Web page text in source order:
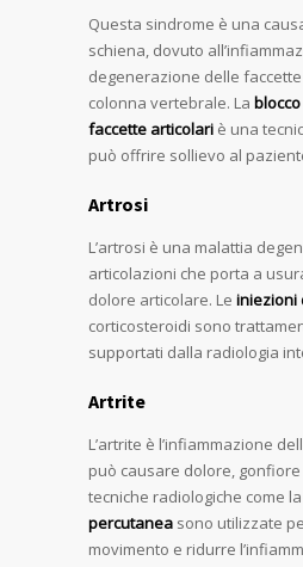
Questa sindrome è una
schiena, dovuto
degenerazione delle
colonna vertebrale. La
faccette articolari è una
può offrire sollievo al
Artrosi
L’artrosi è una malattia
articolazioni che porta a
dolore articolare. Le iniezioni
corticosteroidi sono
supportati dalla radiologia
Artrite
L’artrite è l’infiammazione
può causare dolore, gonfiore
tecniche radiologiche come la
percutanea sono utilizzate
movimento e ridurre